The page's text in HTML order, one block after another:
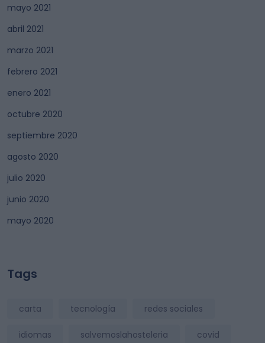
mayo 2021
abril 2021
marzo 2021
febrero 2021
enero 2021
octubre 2020
septiembre 2020
agosto 2020
julio 2020
junio 2020
mayo 2020
Tags
carta tecnología redes sociales
idiomas salvemoslahosteleria covid